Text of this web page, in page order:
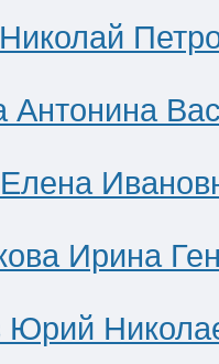
Антонина
Ирина
Юрий